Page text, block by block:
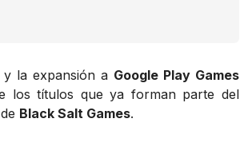
la expansión a Google Play Games
los títulos que ya forman parte del
Black Salt Games.